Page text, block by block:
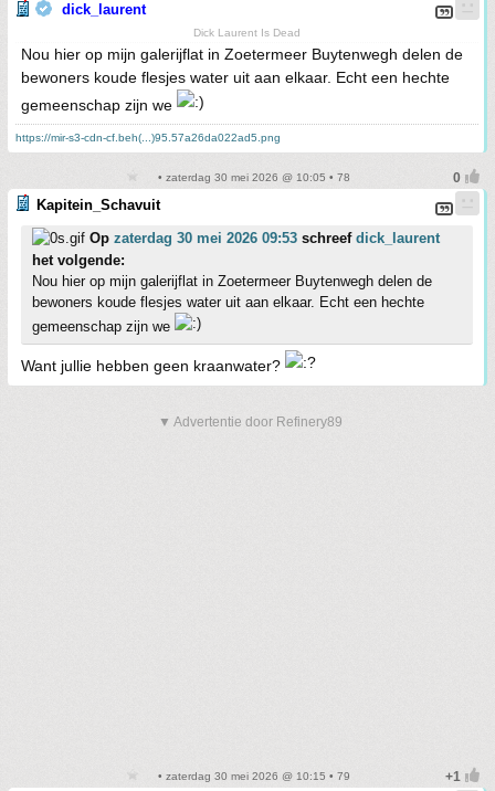
dick_laurent
Dick Laurent Is Dead
Nou hier op mijn galerijflat in Zoetermeer Buytenwegh delen de
bewoners koude flesjes water uit aan elkaar. Echt een hechte
gemeenschap zijn we
https://mir-s3-cdn-cf.beh(...)95.57a26da022ad5.png
• zaterdag 30 mei 2026 @ 10:05 • 78
Kapitein_Schavuit
Op zaterdag 30 mei 2026 09:53 schreef dick_laurent
het volgende:
Nou hier op mijn galerijflat in Zoetermeer Buytenwegh delen de
bewoners koude flesjes water uit aan elkaar. Echt een hechte
gemeenschap zijn we
Want jullie hebben geen kraanwater?
▼ Advertentie door Refinery89
• zaterdag 30 mei 2026 @ 10:15 • 79